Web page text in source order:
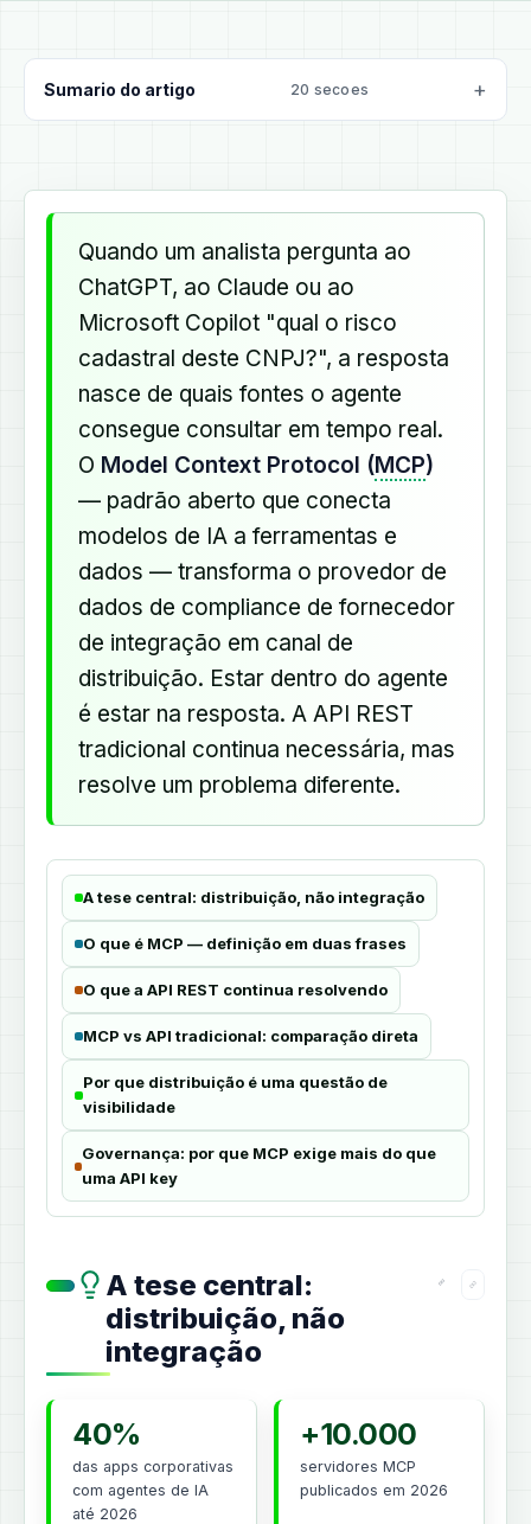
Sumario do artigo 20 secoes
Quando um analista pergunta ao
ChatGPT, ao Claude ou ao
Microsoft Copilot "qual o risco
cadastral deste CNPJ?", a resposta
nasce de quais fontes o agente
consegue consultar em tempo real.
O Model Context Protocol (MCP)
— padrão aberto que conecta
modelos de IA a ferramentas e
dados — transforma o provedor de
dados de compliance de fornecedor
de integração em canal de
distribuição. Estar dentro do agente
é estar na resposta. A API REST
tradicional continua necessária, mas
resolve um problema diferente.
A tese central: distribuição, não integração
O que é MCP — definição em duas frases
O que a API REST continua resolvendo
MCP vs API tradicional: comparação direta
Por que distribuição é uma questão de
visibilidade
Governança: por que MCP exige mais do que
uma API key
A tese central:
distribuição, não
integração
40%
das apps corporativas
com agentes de IA
até 2026
+10.000
servidores MCP
publicados em 2026